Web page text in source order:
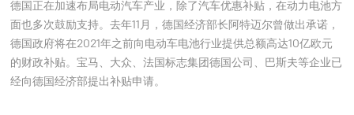
德国正在加速布局电动汽车产业，除了汽车优惠补贴，在动力电池方
面也多次鼓励支持。去年11月，德国经济部长阿特迈尔曾做出承诺，
德国政府将在2021年之前向电动车电池行业提供总额高达10亿欧元
的财政补贴。宝马、大众、法国标志集团德国公司、巴斯夫等企业已
经向德国经济部提出补贴申请。